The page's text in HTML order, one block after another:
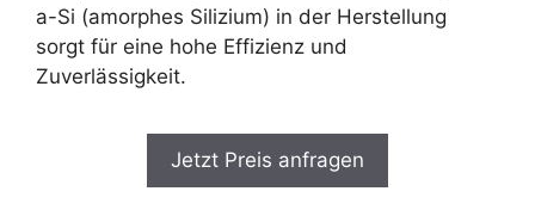
a-Si (amorphes Silizium) in der Herstellung
sorgt für eine hohe Effizienz und
Zuverlässigkeit.
Jetzt Preis anfragen